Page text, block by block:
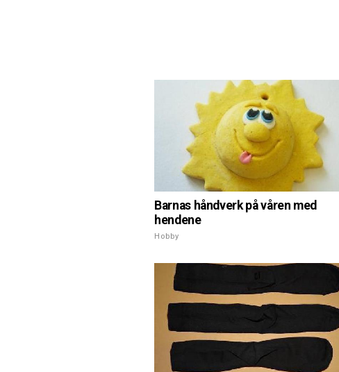
Barnas håndverk på våren med
hendene
Hobby